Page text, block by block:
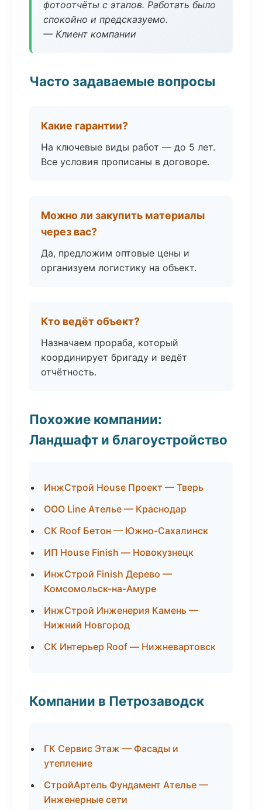
фотоотчёты с этапов. Работать было
спокойно и предсказуемо.
— Клиент компании
Часто задаваемые вопросы
Какие гарантии?
На ключевые виды работ — до 5 лет.
Все условия прописаны в договоре.
Можно ли закупить материалы
через вас?
Да, предложим оптовые цены и
организуем логистику на объект.
Кто ведёт объект?
Назначаем прораба, который
координирует бригаду и ведёт
отчётность.
Похожие компании:
Ландшафт и благоустройство
ИнжСтрой House Проект — Тверь
ООО Line Ателье — Краснодар
СК Roof Бетон — Южно-Сахалинск
ИП House Finish — Новокузнецк
ИнжСтрой Finish Дерево —
Комсомольск-на-Амуре
ИнжСтрой Инженерия Камень —
Нижний Новгород
СК Интерьер Roof — Нижневартовск
Компании в Петрозаводск
ГК Сервис Этаж — Фасады и
утепление
СтройАртель Фундамент Ателье —
Инженерные сети